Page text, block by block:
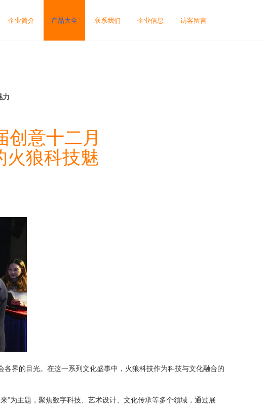
企业简介 产品大全 联系我们 企业信息 访客留言
力
创意十二月
火狼科技魅
界的目光。在这一系列文化盛事中，火狼科技作为科技与文化融合的
”为主题，聚焦数字科技、艺术设计、文化传承等多个领域，通过展